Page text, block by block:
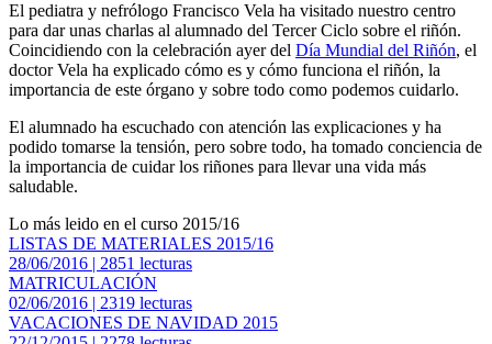
El pediatra y nefrólogo Francisco Vela ha visitado nuestro centro
para dar unas charlas al alumnado del Tercer Ciclo sobre el riñón.
Coincidiendo con la celebración ayer del Día Mundial del Riñón, el
doctor Vela ha explicado cómo es y cómo funciona el riñón, la
importancia de este órgano y sobre todo como podemos cuidarlo.
El alumnado ha escuchado con atención las explicaciones y ha
podido tomarse la tensión, pero sobre todo, ha tomado conciencia de
la importancia de cuidar los riñones para llevar una vida más
saludable.
Lo más leido en el curso 2015/16
LISTAS DE MATERIALES 2015/16
28/06/2016 | 2851 lecturas
MATRICULACIÓN
02/06/2016 | 2319 lecturas
VACACIONES DE NAVIDAD 2015